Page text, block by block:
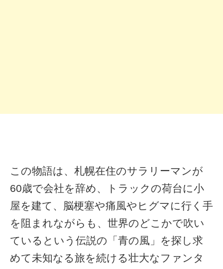
この物語は、札幌在住のサラリーマンが
60歳で会社を辞め、トラックの荷台に小
屋を建て、脳梗塞や痛風やヒグマに行く手
を阻まれながらも、世界のどこかで吹い
ているという伝説の「青の風」を探し求
めて未知なる旅を続ける壮大なファンタ